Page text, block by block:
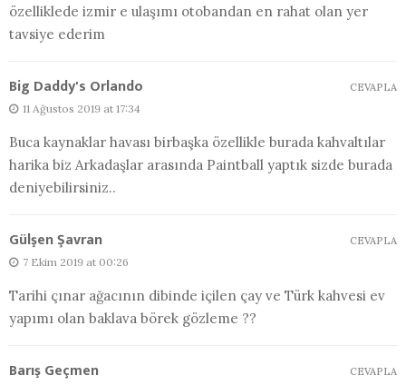
özelliklede izmir e ulaşımı otobandan en rahat olan yer
tavsiye ederim
Big Daddy's Orlando
11 Ağustos 2019 at 17:34
Buca kaynaklar havası birbaşka özellikle burada kahvaltılar
harika biz Arkadaşlar arasında Paintball yaptık sizde burada
deniyebilirsiniz..
CEVAPLA
Gülşen Şavran
7 Ekim 2019 at 00:26
Tarihi çınar ağacının dibinde içilen çay ve Türk kahvesi ev
yapımı olan baklava börek gözleme ??
CEVAPLA
Barış Geçmen CEVAPLA